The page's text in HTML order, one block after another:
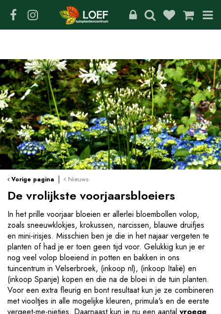
r
c
o
n
t
e
n
t
Vorige pagina Nieuws
De vrolijkste voorjaarsbloeiers
In het prille voorjaar bloeien er allerlei bloembollen volop,
zoals sneeuwklokjes, krokussen, narcissen, blauwe druifjes
en mini-irisjes. Misschien ben je die in het najaar vergeten te
planten of had je er toen geen tijd voor. Gelukkig kun je er
nog veel volop bloeiend in potten en bakken in ons
tuincentrum in Velserbroek, (inkoop nl), (inkoop Italië) en
(inkoop Spanje) kopen en die na de bloei in de tuin planten.
Voor een extra fleurig en bont resultaat kun je ze combineren
met viooltjes in alle mogelijke kleuren, primula's en de eerste